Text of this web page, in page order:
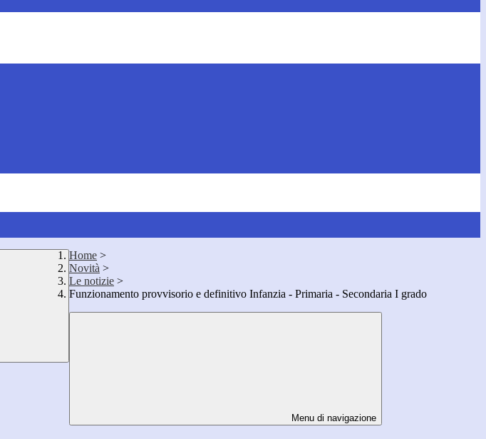
Home >
Novità >
Le notizie >
Funzionamento provvisorio e definitivo Infanzia - Primaria - Secondaria I grado
Menu di navigazione